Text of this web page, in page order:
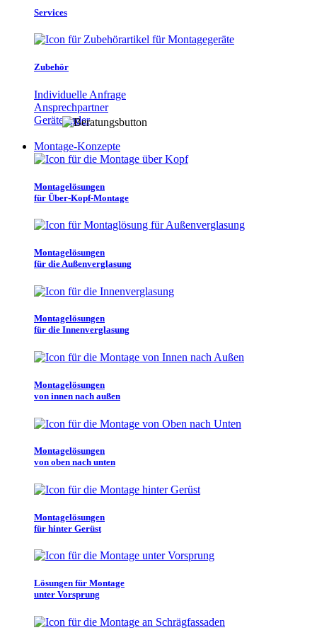
Services
Zubehör
Individuelle Anfrage
Ansprechpartner
Gerätefinder
Montage-Konzepte
Montagelösungen
für Über-Kopf-Montage
Montagelösungen
für die Außenverglasung
Montagelösungen
für die Innenverglasung
Montagelösungen
von innen nach außen
Montagelösungen
von oben nach unten
Montagelösungen
für hinter Gerüst
Lösungen für Montage
unter Vorsprung